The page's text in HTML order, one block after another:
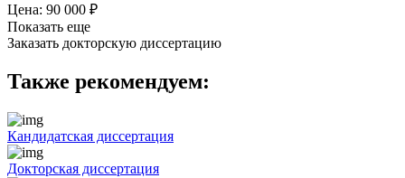
Цена: 90 000 ₽
Показать еще
Заказать докторскую диссертацию
Также рекомендуем:
Кандидатская диссертация
Докторская диссертация